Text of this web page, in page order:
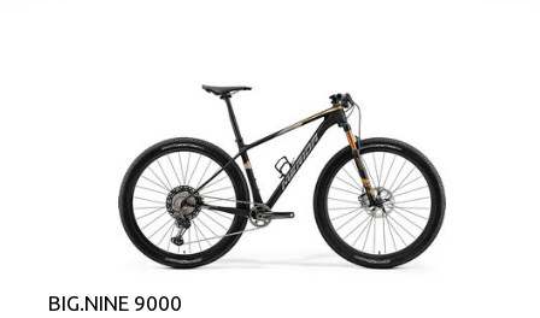
BIG.NINE 9000